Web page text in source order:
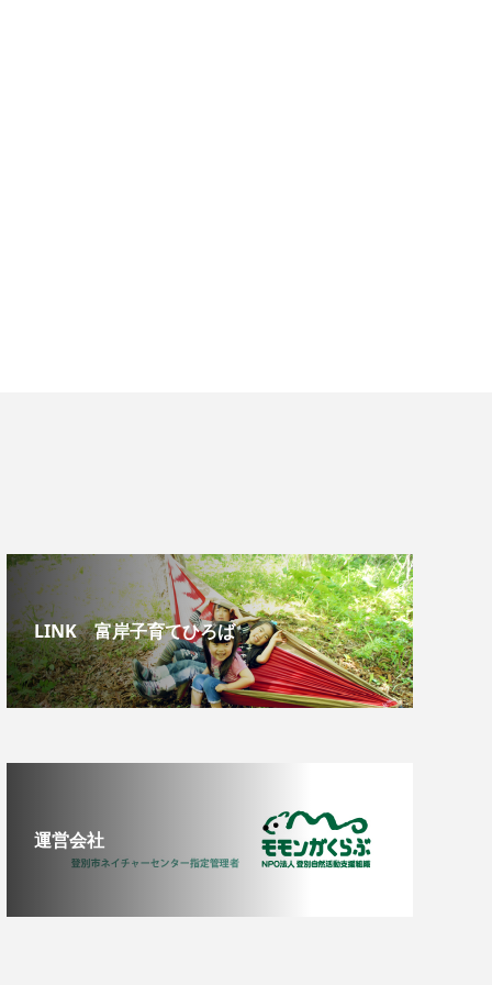
LINK 富岸子育てひろば
運営会社